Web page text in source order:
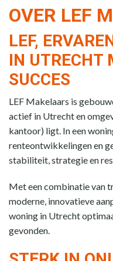
OVER LEF
LEF,
IN UTRECHT
SUCCES
LEF Makelaars is
actief in Utrecht en
kantoor) ligt. In een
renteontwikkelingen en
stabiliteit, strategie en
Met een combinatie van
moderne, innovatieve
woning in Utrecht
gevonden.